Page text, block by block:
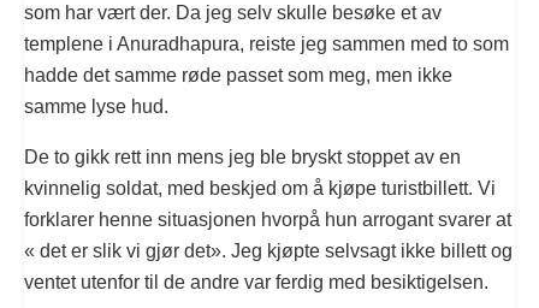
som har vært der. Da jeg selv skulle besøke et av
templene i Anuradhapura, reiste jeg sammen med to som
hadde det samme røde passet som meg, men ikke
samme lyse hud.
De to gikk rett inn mens jeg ble bryskt stoppet av en
kvinnelig soldat, med beskjed om å kjøpe turistbillett. Vi
forklarer henne situasjonen hvorpå hun arrogant svarer at
« det er slik vi gjør det». Jeg kjøpte selvsagt ikke billett og
ventet utenfor til de andre var ferdig med besiktigelsen.